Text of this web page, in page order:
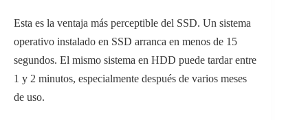
Esta es la ventaja más perceptible del SSD. Un sistema
operativo instalado en SSD arranca en menos de 15
segundos. El mismo sistema en HDD puede tardar entre
1 y 2 minutos, especialmente después de varios meses
de uso.